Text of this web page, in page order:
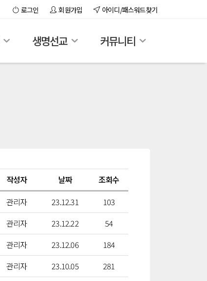
로그인 회원가입 아이디/패스워드찾기
생명선교 커뮤니티
작성자 날짜
조회수
관리자 23.12.31
103
관리자 23.12.22
54
관리자 23.12.06
184
관리자 23.10.05
281